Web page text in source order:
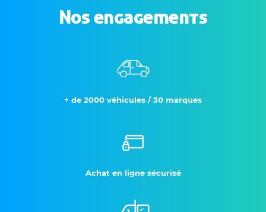
Nos engagements
+ de 2000 véhicules / 30 marques
Achat en ligne sécurisé